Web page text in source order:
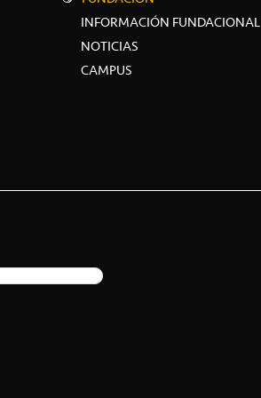
INFORMACIÓN FUNDACIONAL
NOTICIAS
CAMPUS